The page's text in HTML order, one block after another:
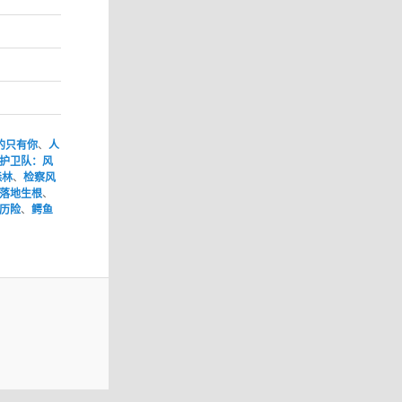
只有你、人
卫队：风
、检察风
落地生根、
险、鳄鱼